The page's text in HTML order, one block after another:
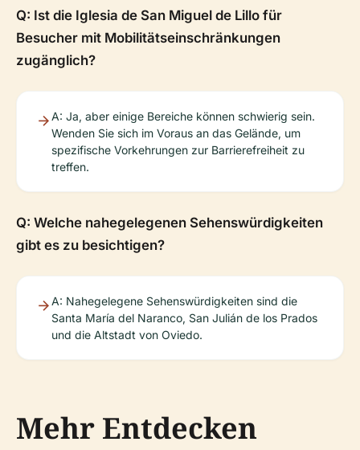
Q: Ist die Iglesia de San Miguel de Lillo für
Besucher mit Mobilitätseinschränkungen
zugänglich?
A: Ja, aber einige Bereiche können schwierig sein.
Wenden Sie sich im Voraus an das Gelände, um
spezifische Vorkehrungen zur Barrierefreiheit zu
treffen.
Q: Welche nahegelegenen Sehenswürdigkeiten
gibt es zu besichtigen?
A: Nahegelegene Sehenswürdigkeiten sind die
Santa María del Naranco, San Julián de los Prados
und die Altstadt von Oviedo.
Mehr Entdecken